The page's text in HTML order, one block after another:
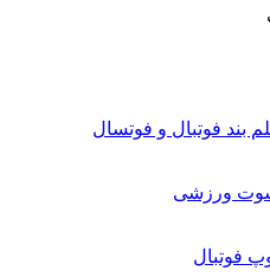
بند فوتبال و فوتسال
ورزشی
فوتبال